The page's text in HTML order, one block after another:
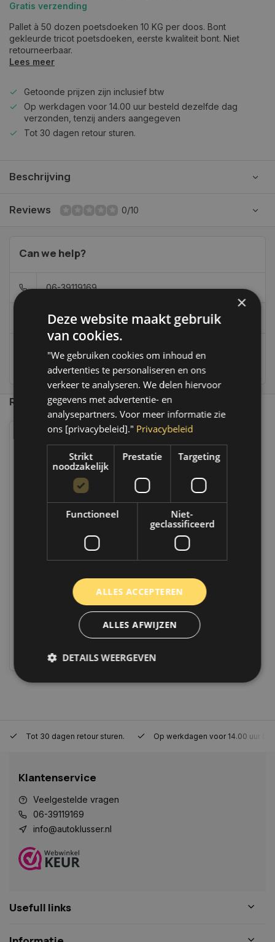
Gratis verzending
Pallet à 50 dozen poetsdoeken 10 KG per doos. Bont
gekleurde tricot poetsdoeken, eerste kwaliteit bont. Niet
retourneerbaar.
Lees meer
Getoonde prijzen zijn inclusief btw
Op werkdagen voor 14.00 uur besteld dezelfde dag
verzonden, tenzij anders aangegeven
Tot 30 dagen retour sturen.
Beschrijving
Reviews 0/10
Can we help?
06-39119169
info@autoklusser.nl
customers give us a 9,4 at
Recent bekeken
10 KG poetsdoeken bont excellent
Op voorraad verzending binnen 1 a 2
werkdagen. Boven de 50,- gratis
verzending. (NL & BE)
Vergelijk
Tot 30 dagen retour sturen. Op werkdagen voor 14.00 uur
Klantenservice
Veelgestelde vragen
06-39119169
info@autoklusser.nl
Usefull links
×
Deze website maakt gebruik
van cookies.
"We gebruiken cookies om inhoud en
advertenties te personaliseren en ons
verkeer te analyseren. We delen hiervoor
gegevens met advertentie- en
analysepartners. Voor meer informatie zie
ons [privacybeleid]." Privacybeleid
Strikt
noodzakelijk
Prestatie Targeting
Functioneel
Niet-
geclassificeerd
ALLES ACCEPTEREN
ALLES AFWIJZEN
DETAILS WEERGEVEN
website kan niet goed worden gebruikt zonder de
Naam
53